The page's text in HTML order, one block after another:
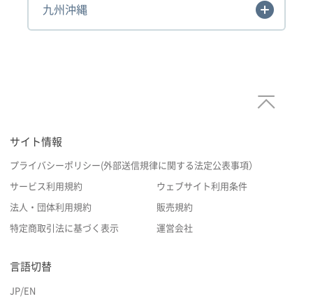
九州沖縄
サイト情報
プライバシーポリシー(外部送信規律に関する法定公表事項）
サービス利用規約 ウェブサイト利用条件
法人・団体利用規約 販売規約
特定商取引法に基づく表示 運営会社
言語切替
JP/EN